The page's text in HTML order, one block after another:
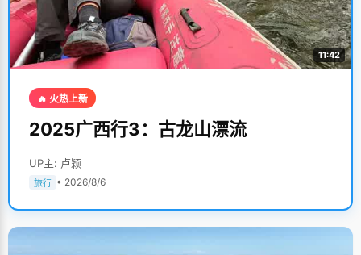
11:42
🔥 火热上新
2025广西行3：古龙山漂流
UP主: 卢颖
旅行 • 2026/8/6